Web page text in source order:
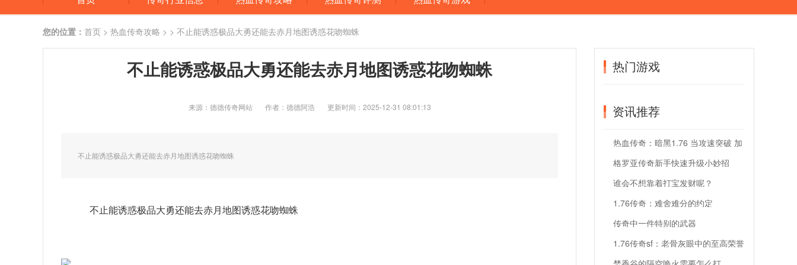
您的位置： 首页 > 热血传奇攻略 > > 不止能诱惑极品大勇还能去赤月地图诱惑花吻蜘蛛
不止能诱惑极品大勇还能去赤月地图诱惑花吻蜘蛛
来源：德德传奇网站 作者：德德阿浩 更新时间：2025-12-31 08:01:13
不止能诱惑极品大勇还能去赤月地图诱惑花吻蜘蛛
不止能诱惑极品大勇还能去赤月地图诱惑花吻蜘蛛
热门游戏
资讯推荐
热血传奇：暗黑1.76 当攻速突破 加
暴击！
格罗亚传奇新手快速升级小妙招
谁会不想靠着打宝发财呢？
1.76传奇：难舍难分的约定
传奇中一件特别的武器
1.76传奇sf：老骨灰眼中的至高荣誉